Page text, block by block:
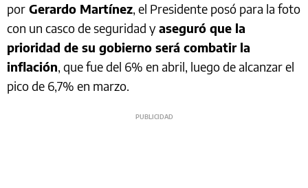
por Gerardo Martínez, el Presidente posó para la foto
con un casco de seguridad yaseguró que la
prioridad de su gobierno será combatir la
inflación, que fue del 6% en abril, luego de alcanzar el
pico de 6,7% en marzo.